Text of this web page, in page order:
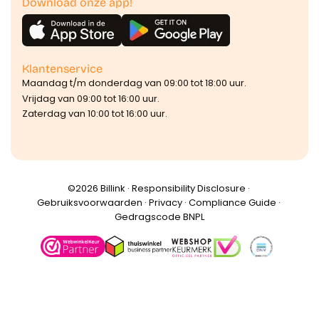
Klantenservice
Maandag t/m donderdag van 09:00 tot 18:00 uur.
Vrijdag van 09:00 tot 16:00 uur.
Zaterdag van 10:00 tot 16:00 uur.
©️2026 Billink · Responsibility Disclosure ·
Gebruiksvoorwaarden · Privacy· Compliance Guide ·
Gedragscode BNPL